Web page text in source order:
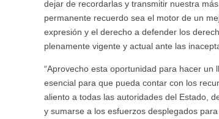
dejar de recordarlas y transmitir nuestra
permanente recuerdo sea el motor de un
expresión y el derecho a defender los
plenamente vigente y actual ante las
“Aprovecho esta oportunidad para hacer
esencial para que pueda contar con los
aliento a todas las autoridades del Estado,
y sumarse a los esfuerzos desplegados